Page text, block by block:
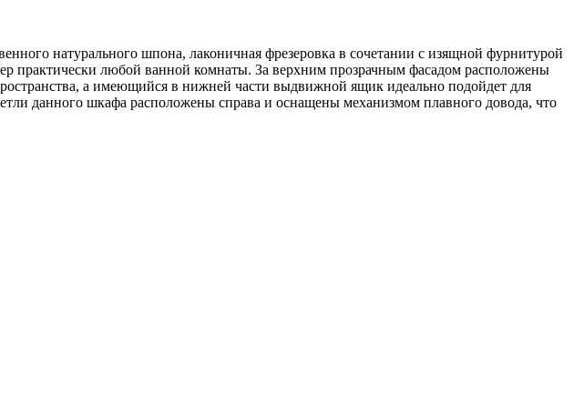
натурального шпона, лаконичная фрезеровка в сочетании с изящной фурнитурой
практически любой ванной комнаты. За верхним прозрачным фасадом расположены
а имеющийся в нижней части выдвижной ящик идеально подойдет для
данного шкафа расположены справа и оснащены механизмом плавного довода, что